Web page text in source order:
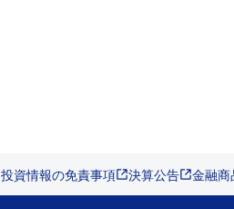
投資情報の免責事項 決算公告 金融